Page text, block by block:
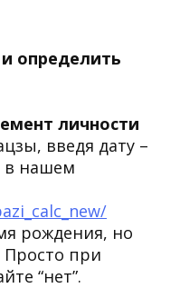
определить
личности
введя дату –
в нашем
рождения, но
Просто при
“нет”.